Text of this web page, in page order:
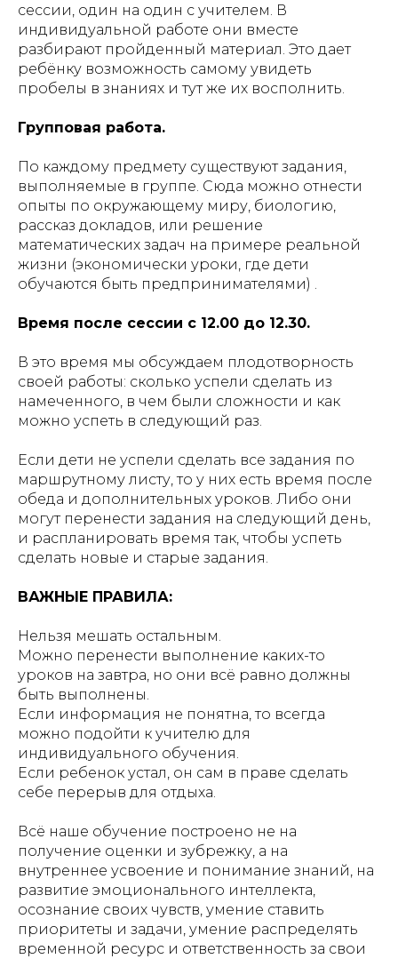
сессии, один на один с учителем. В
индивидуальной работе они вместе
разбирают пройденный материал. Это дает
ребёнку возможность самому увидеть
пробелы в знаниях и тут же их восполнить.
Групповая работа.
По каждому предмету существуют задания,
выполняемые в группе. Сюда можно отнести
опыты по окружающему миру, биологию,
рассказ докладов, или решение
математических задач на примере реальной
жизни (экономически уроки, где дети
обучаются быть предпринимателями) .
Время после сессии с 12.00 до 12.30.
В это время мы обсуждаем плодотворность
своей работы: сколько успели сделать из
намеченного, в чем были сложности и как
можно успеть в следующий раз.
Если дети не успели сделать все задания по
маршрутному листу, то у них есть время после
обеда и дополнительных уроков. Либо они
могут перенести задания на следующий день,
и распланировать время так, чтобы успеть
сделать новые и старые задания.
ВАЖНЫЕ ПРАВИЛА:
Нельзя мешать остальным.
Можно перенести выполнение каких-то
уроков на завтра, но они всё равно должны
быть выполнены.
Если информация не понятна, то всегда
можно подойти к учителю для
индивидуального обучения.
Если ребенок устал, он сам в праве сделать
себе перерыв для отдыха.
Всё наше обучение построено не на
получение оценки и зубрежку, а на
внутреннее усвоение и понимание знаний, на
развитие эмоционального интеллекта,
осознание своих чувств, умение ставить
приоритеты и задачи, умение распределять
временной ресурс и ответственность за свои